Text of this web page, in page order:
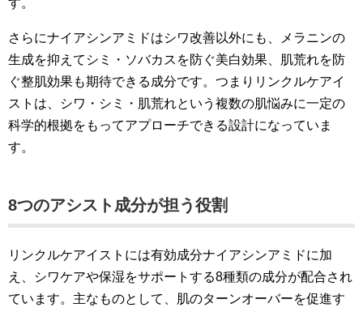
さらにナイアシンアミドはシワ改善以外にも、メラニンの
生成を抑えてシミ・ソバカスを防ぐ美白効果、肌荒れを防
ぐ整肌効果も期待できる成分です。つまりリンクルケアイ
ストは、シワ・シミ・肌荒れという複数の肌悩みに一定の
科学的根拠をもってアプローチできる設計になっていま
す。
8つのアシスト成分が担う役割
リンクルケアイストには有効成分ナイアシンアミドに加
え、シワケアや保湿をサポートする8種類の成分が配合され
ています。主なものとして、肌のターンオーバーを促進す